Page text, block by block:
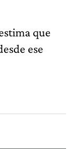
que
ese